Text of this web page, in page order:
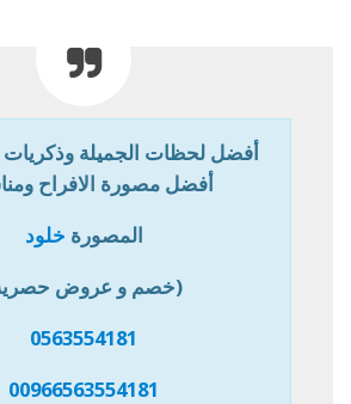
أفضل لحظات الجميلة وذكريات
أفضل مصورة الافراح
المصورة خلود
(خصم و عروض
0563554181
00966563554181